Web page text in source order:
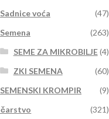
Sadnice voća
(47)
Semena
(263)
SEME ZA MIKROBILJE(4)
ZKI SEMENA
(60)
SEMENSKI KROMPIR
(9)
(321)